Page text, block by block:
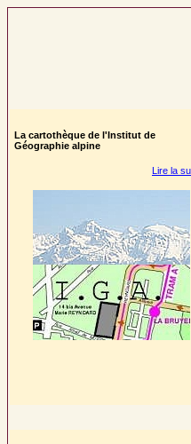
La cartothèque de l'Institut de
Géographie alpine
Lire la